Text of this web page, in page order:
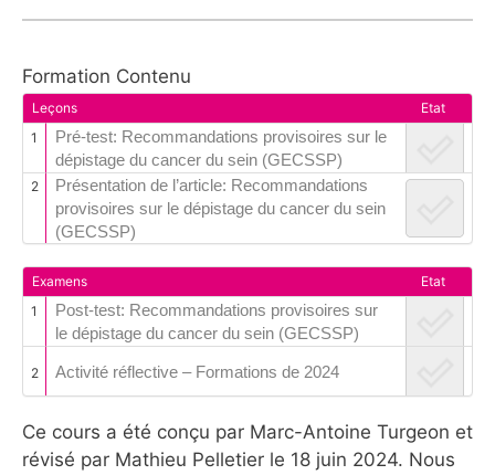
Formation Contenu
Leçons
Etat
1
Pré-test: Recommandations provisoires sur le
dépistage du cancer du sein (GECSSP)
2
Présentation de l’article: Recommandations
provisoires sur le dépistage du cancer du sein
(GECSSP)
Examens
Etat
1
Post-test: Recommandations provisoires sur
le dépistage du cancer du sein (GECSSP)
2 Activité réflective – Formations de 2024
Ce cours a été conçu par Marc-Antoine Turgeon et
révisé par Mathieu Pelletier le 18 juin 2024. Nous